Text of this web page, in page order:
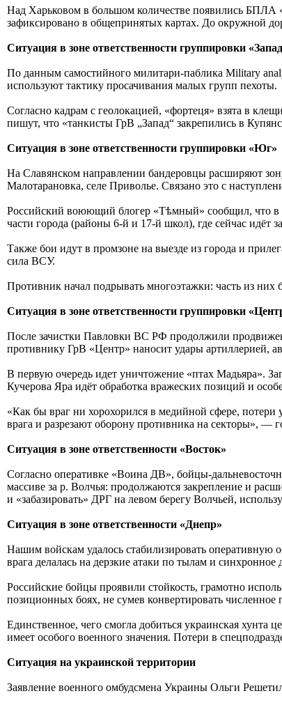
Над Харьковом в большом количестве появились БПЛА
зафиксировано в общепринятых картах. До окружной
Ситуация в зоне ответственности группировки
По данным самостийного милитари-паблика Military
используют тактику просачивания малых групп пехоты.
Согласно кадрам с геолокацией, «фортеця» взята в
пишут, что «танкисты ГрВ „Запад“ закрепились в
Ситуация в зоне ответственности группировки «Юг»
На Славянском направлении бандеровцы расширяют
Малотарановка, селе Приволье. Связано это с
Российский воюющий блогер «Тѣмный» сообщил, что в
части города (районы 6-й и 17-й школ), где сейчас идёт
Также бои идут в промзоне на выезде из города и
сила ВСУ.
Противник начал подрывать многоэтажки: часть из них
Ситуация в зоне ответственности группировки
После зачистки Павловки ВС РФ продолжили
противнику ГрВ «Центр» наносит удары артиллерией,
В первую очередь идет уничтожение «птах Мадьяра».
Кучерова Яра идёт обработка вражеских позиций и
«Как бы враг ни хорохорился в медийной сфере, потери
врага и разрезают оборону противника на секторы», —
Ситуация в зоне ответственности «Восток»
Согласно оперативке «Воина ДВ», бойцы-
массиве за р. Волчья: продолжаются закрепление и
и «забазировать» ДРГ на левом берегу Волчьей,
Ситуация в зоне ответственности «Днепр»
Нашим войскам удалось стабилизировать оперативную
врага делалась на дерзкие атаки по тылам и
Российские бойцы проявили стойкость, грамотно
позиционных боях, не сумев конвертировать численное
Единственное, чего смогла добиться украинская хунта
имеет особого военного значения. Потери в
Ситуация на украинской территории
Заявление военного омбудсмена Украины Ольги